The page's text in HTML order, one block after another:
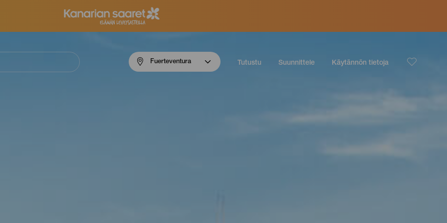
Fuerteventura
Fuerteventura Tutustu Suunnittele Käytännön tietoja